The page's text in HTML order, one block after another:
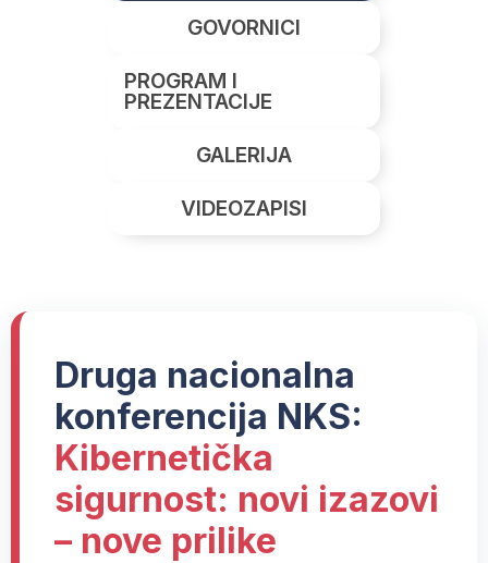
GOVORNICI
PROGRAM I
PREZENTACIJE
GALERIJA
VIDEOZAPISI
Druga nacionalna
konferencija NKS:
Kibernetička
sigurnost: novi izazovi
– nove prilike